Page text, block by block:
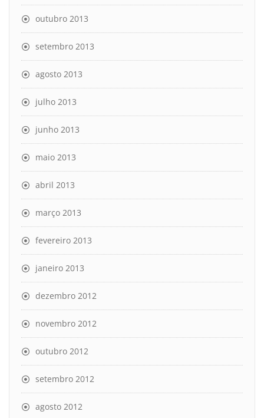
outubro 2013
setembro 2013
agosto 2013
julho 2013
junho 2013
maio 2013
abril 2013
março 2013
fevereiro 2013
janeiro 2013
dezembro 2012
novembro 2012
outubro 2012
setembro 2012
agosto 2012